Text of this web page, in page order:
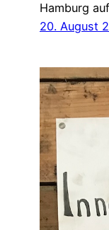
Hamburg
20. August